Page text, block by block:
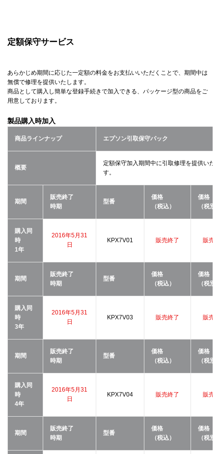
定額保守サービス
あらかじめ期間に応じた一定額の料金をお支払いいただくことで、期間中は
無償で修理を提供いたします。
商品として購入し簡単な登録手続きで加入できる、パッケージ型の商品をご
用意しております。
製品購入時加入
商品ラインナップ エプソン引取保守パック
概要
定額保守加入期間中に引取修理を提供いた
す。
期間
販売終了
時期
型番
価格
（税込）
価格
（税別
購入同
時
1年
2016年5月31
日
KPX7V01 販売終了 販売
期間
販売終了
時期
型番
価格
（税込）
価格
（税別
購入同
時
3年
2016年5月31
日
KPX7V03 販売終了 販売
期間
販売終了
時期
型番
価格
（税込）
価格
（税別
購入同
時
4年
2016年5月31
日
KPX7V04 販売終了 販売
期間
販売終了
時期
型番
価格
（税込）
価格
（税別